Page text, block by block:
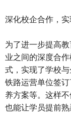
深化校企合作，
为了进一步提高
业之间的深度合
式，实现了学校
铁路运营单位签
养方案等。这样
也能让学员提前熟